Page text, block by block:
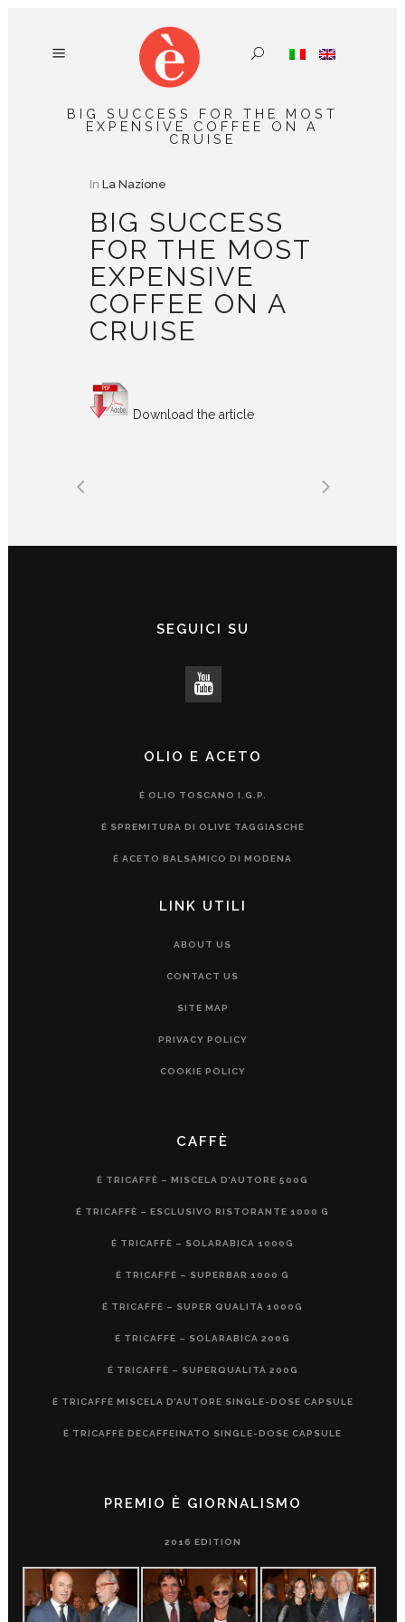
BIG SUCCESS FOR THE MOST
EXPENSIVE COFFEE ON A
CRUISE
In La Nazione
BIG SUCCESS
FOR THE MOST
EXPENSIVE
COFFEE ON A
CRUISE
Download the article
SEGUICI SU
OLIO E ACETO
É OLIO TOSCANO I.G.P.
É SPREMITURA DI OLIVE TAGGIASCHE
É ACETO BALSAMICO DI MODENA
LINK UTILI
ABOUT US
CONTACT US
SITE MAP
PRIVACY POLICY
COOKIE POLICY
CAFFÈ
É TRICAFFÈ – MISCELA D’AUTORE 500G
É TRICAFFÈ – ESCLUSIVO RISTORANTE 1000 G
É TRICAFFÈ – SOLARABICA 1000G
É TRICAFFÈ – SUPERBAR 1000 G
É TRICAFFÈ – SUPER QUALITÀ 1000G
É TRICAFFÈ – SOLARABICA 200G
É TRICAFFÈ – SUPERQUALITÀ 200G
É TRICAFFÈ MISCELA D’AUTORE SINGLE-DOSE CAPSULE
É TRICAFFÈ DECAFFEINATO SINGLE-DOSE CAPSULE
PREMIO È GIORNALISMO
2016 EDITION